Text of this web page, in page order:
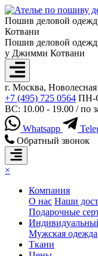
Пошив деловой
Котвани
Пошив деловой
у Джимми Котвани
г. Москва,
+7 (495) 725 0564 ПН-
ВС: 10.00 - 19.00 / по
Whatsapp
Обратный звонок
×
Компания
О нас Наши
Подарочные
Мужская одежда
Ткани